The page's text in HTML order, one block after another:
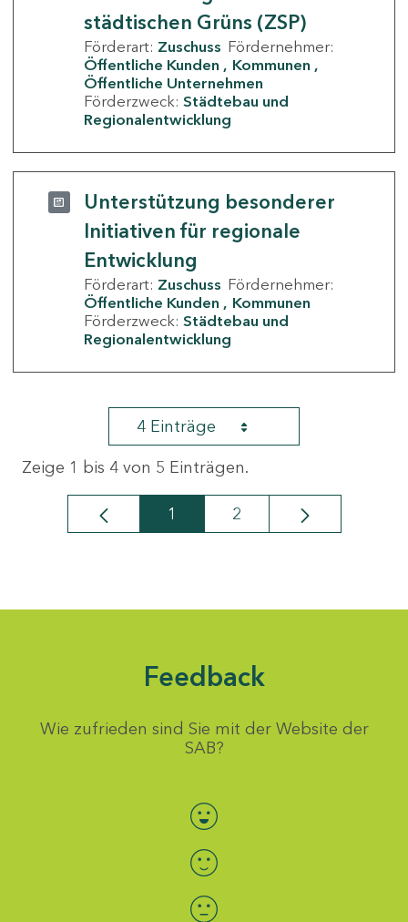
städtischen Grüns (ZSP)
Förderart: Zuschuss Fördernehmer:
Öffentliche Kunden
Kommunen
Öffentliche Unternehmen
Förderzweck: Städtebau und
Regionalentwicklung
Unterstützung besonderer
Initiativen für regionale
Entwicklung
Förderart: Zuschuss Fördernehmer:
Öffentliche Kunden
Kommunen
Förderzweck: Städtebau und
Regionalentwicklung
4 Einträge
Zeige 1 bis 4 von 5 Einträgen.
Seite
1 Seite
2
Feedback
Wie zufrieden sind Sie mit der Website der
SAB?
Bewertung auswählen